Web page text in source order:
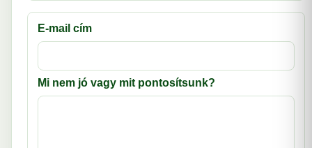
E-mail cím
Mi nem jó vagy mit pontosítsunk?